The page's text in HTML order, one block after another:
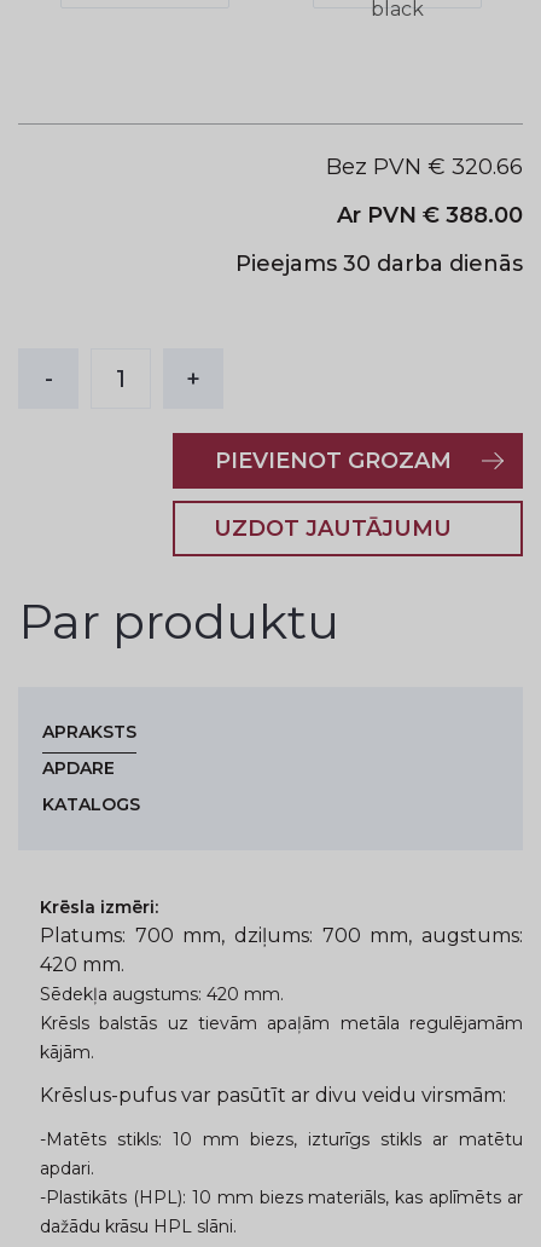
Bez PVN € 320.66
Ar PVN € 388.00
Pieejams 30 darba dienās
- 1 +
PIEVIENOT GROZAM
UZDOT JAUTĀJUMU
Par produktu
APRAKSTS
APDARE
KATALOGS
Krēsla izmēri:
Platums: 700 mm, dziļums: 700 mm, augstums:
420 mm.
Sēdekļa augstums: 420 mm.
Krēsls balstās uz tievām apaļām metāla regulējamām
kājām.
Krēslus-pufus var pasūtīt ar divu veidu virsmām:
-Matēts stikls: 10 mm biezs, izturīgs stikls ar matētu
apdari.
-Plastikāts (HPL): 10 mm biezs materiāls, kas aplīmēts ar
dažādu krāsu HPL slāni.